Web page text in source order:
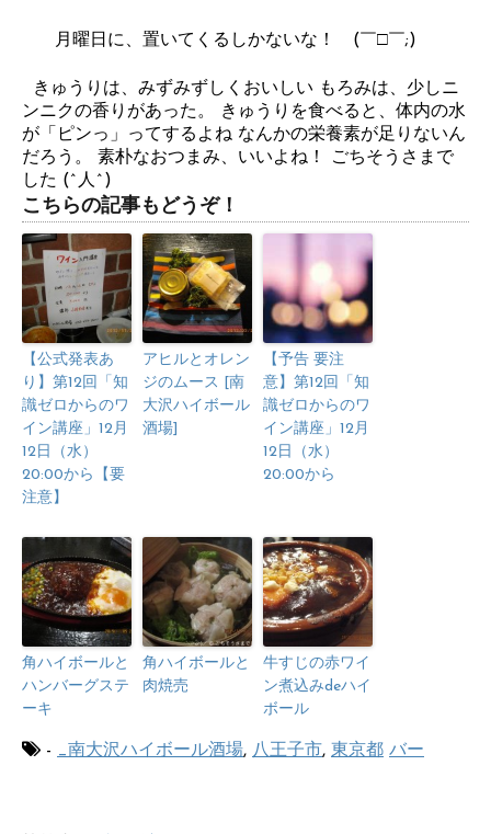
月曜日に、置いてくるしかないな！ (￣□￣;)
きゅうりは、みずみずしくおいしい もろみは、少しニ
ンニクの香りがあった。 きゅうりを食べると、体内の水
が「ピンっ」ってするよね なんかの栄養素が足りないん
だろう。 素朴なおつまみ、いいよね！ ごちそうさまで
した (^人^)
こちらの記事もどうぞ！
【公式発表あ
り】第12回「知
識ゼロからのワ
イン講座」12月
12日（水）
20:00から【要
注意】
アヒルとオレン
ジのムース [南
大沢ハイボール
酒場]
【予告 要注
意】第12回「知
識ゼロからのワ
イン講座」12月
12日（水）
20:00から
角ハイボールと
ハンバーグステ
ーキ
角ハイボールと
肉焼売
牛すじの赤ワイ
ン煮込みdeハイ
ボール
- _南大沢ハイボール酒場, 八王子市, 東京都 バー